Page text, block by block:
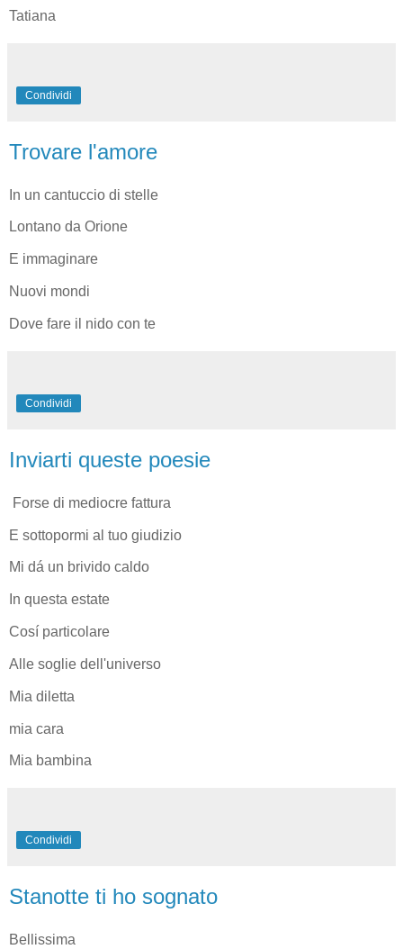
Tatiana
Condividi
Trovare l'amore
In un cantuccio di stelle
Lontano da Orione
E immaginare
Nuovi mondi
Dove fare il nido con te
Condividi
Inviarti queste poesie
Forse di mediocre fattura
E sottopormi al tuo giudizio
Mi dá un brivido caldo
In questa estate
Cosí particolare
Alle soglie dell'universo
Mia diletta
mia cara
Mia bambina
Condividi
Stanotte ti ho sognato
Bellissima